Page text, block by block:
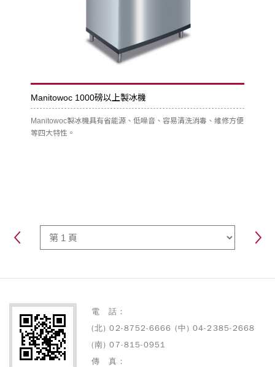
Manitowoc 1000磅以上製冰機
Manitowoc製冰機具有省能源、低噪音、容易清洗消毒、維修方便
等四大特性。
電 話：
(北) 02-8752-6666 (中) 04-2385-2668
(南) 07-815-0951
傳 真：